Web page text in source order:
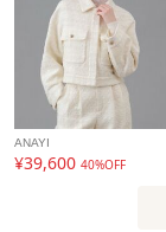
ANAYI
¥39,600 40%OFF